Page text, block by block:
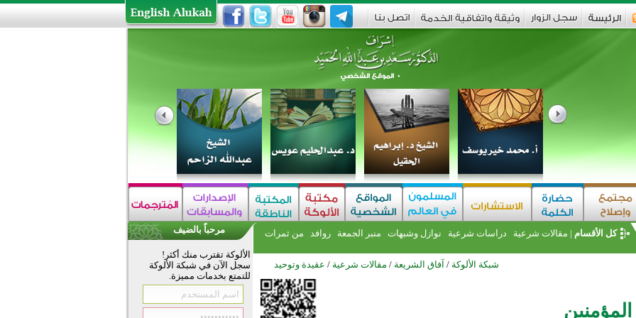
كل الأقسام | مقالات شرعية دراسات شرعية نوازل وشبهات منبر الجمعة روافد
من ثمرات
شبكة الألوكة / آفاق الشريعة / مقالات شرعية / عقيدة وتوحيد
مرحباً بالضيف
الألوكة تقترب منك أكثر!
سجل الآن في شبكة الألوكة
للتمتع بخدمات مميزة.